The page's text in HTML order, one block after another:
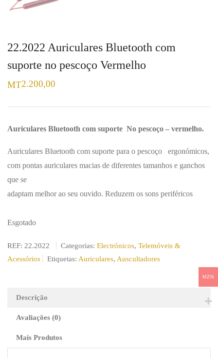
22.2022 Auriculares Bluetooth com
suporte no pescoço Vermelho
MT2.200,00
Auriculares Bluetooth com suporte No pescoço – vermelho.
Auriculares Bluetooth com suporte para o pescoço ergonómicos,
com pontas auriculares macias de diferentes tamanhos e ganchos
que se
adaptam melhor ao seu ouvido. Reduzem os sons periféricos
Esgotado
REF: 22.2022 Categorias: Electrónicos, Telemóveis &
Acessórios
Etiquetas: Auriculares, Auscultadores
Descrição
Avaliações (0)
Mais Produtos
MZN